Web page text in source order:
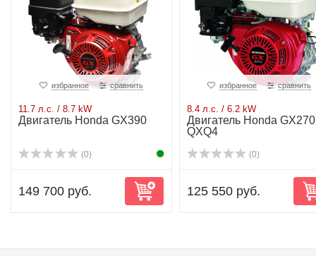
избранное сравнить
11.7 л.с. / 8.7 kW
Двигатель Honda GX390
(0)
149 700 руб.
избранное сравнить
8.4 л.с. / 6.2 kW
Двигатель Honda GX270
QXQ4
(0)
125 550 руб.